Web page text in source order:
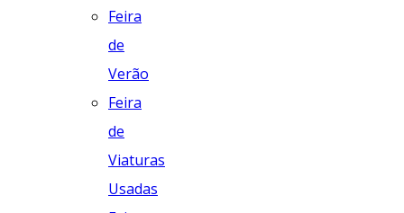
Feira
de
Verão
Feira
de
Viaturas
Usadas